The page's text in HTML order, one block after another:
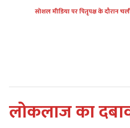
सोशल मीडिया पर पितृपक्ष के दौरान
लोकलाज का